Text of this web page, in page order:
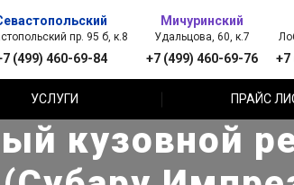
пр. 95 б, к.8
(499) 460-69-84
Мичуринский
Удальцова, 60, к.7
+7 (499) 460-69-76 +7
УСЛУГИ ПРАЙС
кузовной